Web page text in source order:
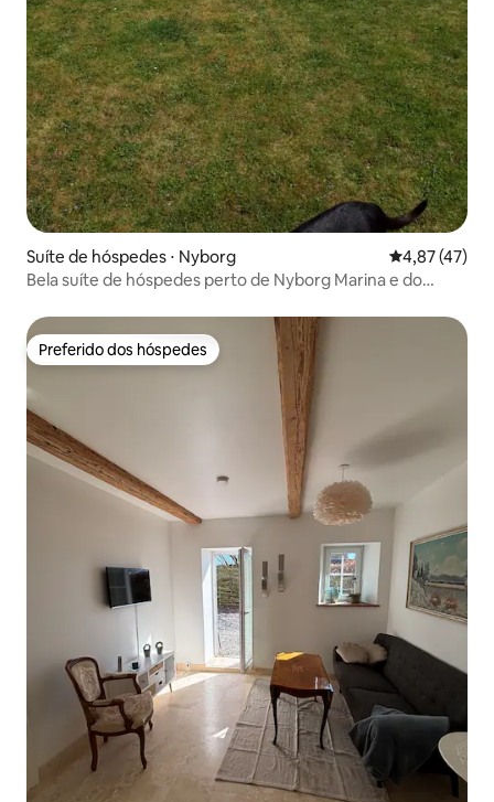
Suíte de hóspedes ⋅ Nyborg 4,87 de uma
4,87 (47)
Bela suíte de hóspedes perto de Nyborg Marina e do
Preferido dos hóspedes
Preferido dos hóspedes